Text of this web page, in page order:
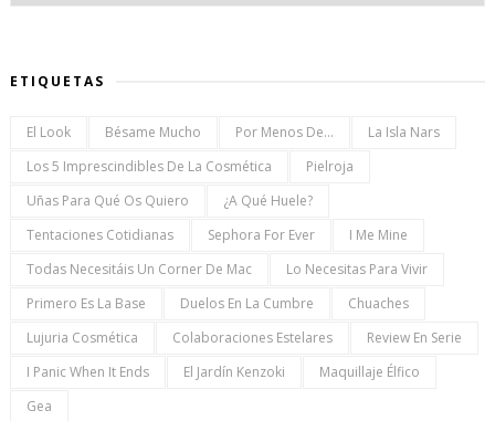
ETIQUETAS
El Look Bésame Mucho Por Menos De...
La Isla Nars
Los 5 Imprescindibles De La Cosmética
Pielroja
Uñas Para Qué Os Quiero
¿a Qué Huele?
Tentaciones Cotidianas
Sephora For Ever
I Me Mine
Todas Necesitáis Un Corner De Mac
Lo Necesitas Para Vivir
Primero Es La Base
Duelos En La Cumbre
Chuaches
Lujuria Cosmética
Colaboraciones Estelares
Review En Serie
I Panic When It Ends
El Jardín Kenzoki
Maquillaje Élfico
Gea